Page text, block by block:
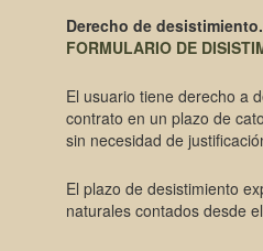
Derecho de
FORMULARIO DE
El usuario tiene derecho a
contrato en un plazo de
sin necesidad de
El plazo de desistimiento
naturales contados desde